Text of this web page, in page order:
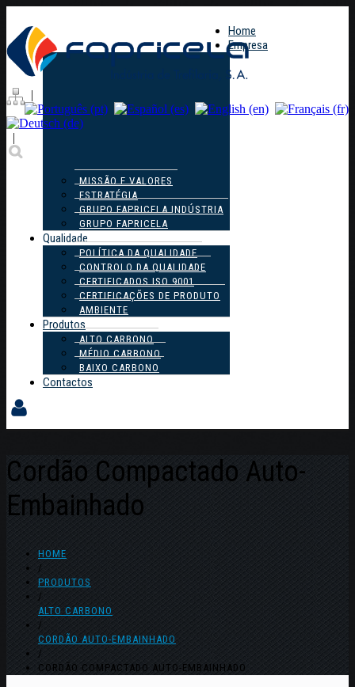
|
|
Home
Empresa
MISSÃO E VALORES
ESTRATÉGIA
GRUPO FAPRICELA INDÚSTRIA
GRUPO FAPRICELA
Qualidade
POLÍTICA DA QUALIDADE
CONTROLO DA QUALIDADE
CERTIFICADOS ISO 9001
CERTIFICAÇÕES DE PRODUTO
AMBIENTE
Produtos
ALTO CARBONO
MÉDIO CARBONO
BAIXO CARBONO
Contactos
Cordão Compactado Auto-
Embainhado
HOME
/
PRODUTOS
/
ALTO CARBONO
/
CORDÃO AUTO-EMBAINHADO
/
CORDÃO COMPACTADO AUTO-EMBAINHADO